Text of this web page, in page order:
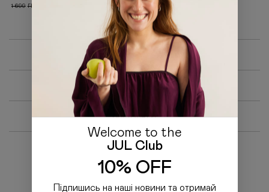
1 699 ГРН
1 699
ГРН 499
SALE
КОЛЕКЦІЇ
ВСІ ТОВАРИ
Welcome to the
JUL Club
10% OFF
Підпишись на наші новини та отримай